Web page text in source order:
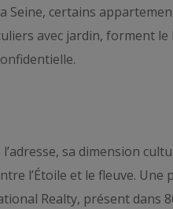
Seine, certains
avec jardin, forment
sa dimension
l’Étoile et le fleuve.
Realty, présent dans